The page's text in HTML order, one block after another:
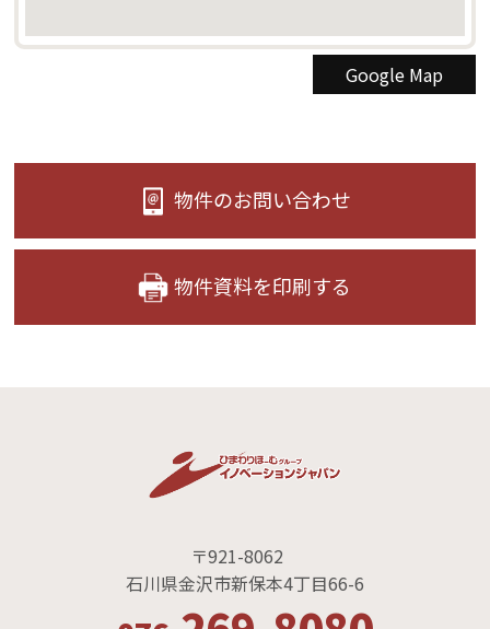
Google Map
物件のお問い合わせ
物件資料を印刷する
〒921-8062
石川県金沢市新保本4丁目66-6